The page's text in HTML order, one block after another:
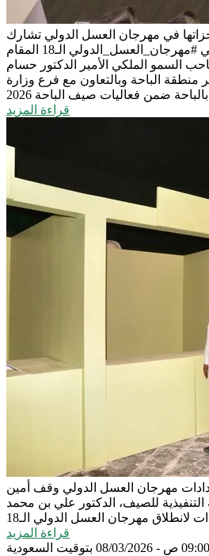
في مهرجان العسل الدولي تشارك
أمانة الباحة بركن تعريفي في #مهرجان_العسل_الدولي الـ18 المقام
السمو الملكي الأمير الدكتور حسام
منطقة الباحة وبالتعاون مع فرع وزارة
قراءة المزيد
مهرجان العسل الدولي وقف أمين
للصيف، الدكتور علي بن محمد
لانطلاق مهرجان العسل الدولي الـ18
قراءة المزيد